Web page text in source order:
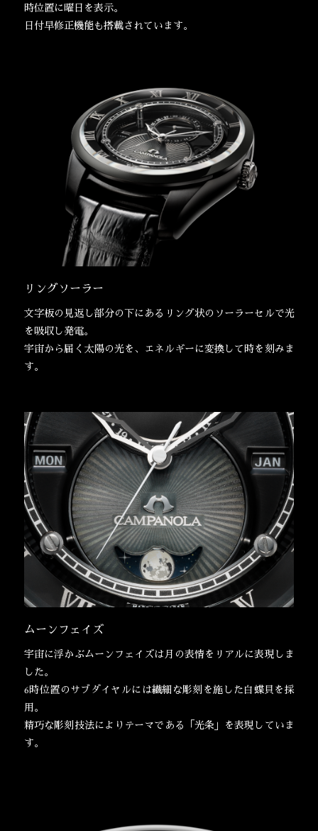
時位置に曜日を表示。
日付早修正機能も搭載されています。
リングソーラー
文字板の見返し部分の下にあるリング状のソーラーセルで光
を吸収し発電。
宇宙から届く太陽の光を、エネルギーに変換して時を刻みま
す。
ムーンフェイズ
宇宙に浮かぶムーンフェイズは月の表情をリアルに表現しま
した。
6時位置のサブダイヤルには繊細な彫刻を施した白蝶貝を採
用。
精巧な彫刻技法によりテーマである「光条」を表現していま
す。